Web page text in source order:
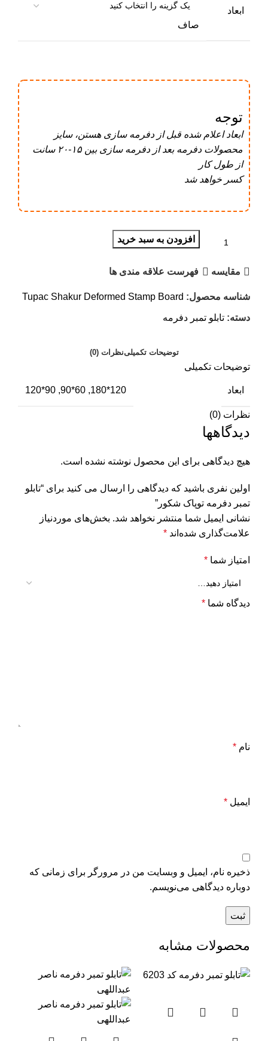
ابعاد
صاف
توجه
ابعاد اعلام شده قبل از دفرمه سازی هستن، سایز
محصولات دفرمه بعد از دفرمه سازی بین ۱۵-۲۰ سانت
از طول کار
کسر خواهد شد
افزودن به سبد خرید
مقایسه فهرست علاقه مندی ها
شناسه محصول: Tupac Shakur Deformed Stamp Board
دسته: تابلو تمبر دفرمه
توضیحات تکمیلینظرات (0)
توضیحات تکمیلی
ابعاد 120*180, 60*90, 90*120
نظرات (0)
دیدگاهها
هیچ دیدگاهی برای این محصول نوشته نشده است.
اولین نفری باشید که دیدگاهی را ارسال می کنید برای “تابلو
تمبر دفرمه توپاک شکور”
نشانی ایمیل شما منتشر نخواهد شد. بخش‌های موردنیاز
علامت‌گذاری شده‌اند *
امتیاز شما *
دیدگاه شما *
نام *
ایمیل *
ذخیره نام، ایمیل و وبسایت من در مرورگر برای زمانی که
دوباره دیدگاهی می‌نویسم.
محصولات مشابه